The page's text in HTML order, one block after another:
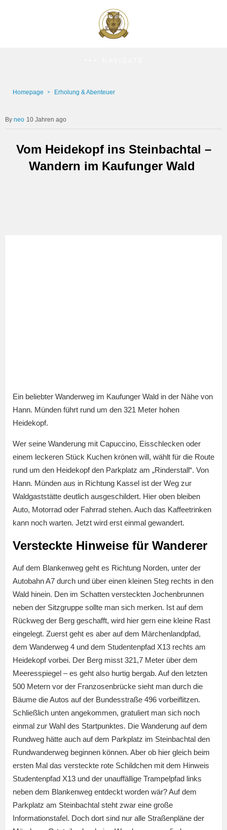
Homepage Erholung & Abenteuer
neo 10 Jahren ago
Vom Heidekopf ins Steinbachtal –
Wandern im Kaufunger Wald
Ein beliebter Wanderweg im Kaufunger Wald in der Nähe von
Hann. Münden führt rund um den 321 Meter hohen
Heidekopf.
Wer seine Wanderung mit Capuccino, Eisschlecken oder
einem leckeren Stück Kuchen krönen will, wählt für die Route
rund um den Heidekopf den Parkplatz am „Rinderstall“. Von
Hann. Münden aus in Richtung Kassel ist der Weg zur
Waldgaststätte deutlich ausgeschildert. Hier oben bleiben
Auto, Motorrad oder Fahrrad stehen. Auch das Kaffeetrinken
kann noch warten. Jetzt wird erst einmal gewandert.
Versteckte Hinweise für Wanderer
Auf dem Blankenweg geht es Richtung Norden, unter der
Autobahn A7 durch und über einen kleinen Steg rechts in den
Wald hinein. Den im Schatten versteckten Jochenbrunnen
neben der Sitzgruppe sollte man sich merken. Ist auf dem
Rückweg der Berg geschafft, wird hier gern eine kleine Rast
eingelegt. Zuerst geht es aber auf dem Märchenlandpfad,
dem Wanderweg 4 und dem Studentenpfad X13 rechts am
Heidekopf vorbei. Der Berg misst 321,7 Meter über dem
Meeresspiegel – es geht also hurtig bergab. Auf den letzten
500 Metern vor der Franzosenbrücke sieht man durch die
Bäume die Autos auf der Bundesstraße 496 vorbeiflitzen.
Schließlich unten angekommen, gratuliert man sich noch
einmal zur Wahl des Startpunktes. Die Wanderung auf dem
Rundweg hätte auch auf dem Parkplatz im Steinbachtal den
Rundwanderweg beginnen können. Aber ob hier gleich beim
ersten Mal das versteckte rote Schildchen mit dem Hinweis
Studentenpfad X13 und der unauffällige Trampelpfad links
neben dem Blankenweg entdeckt worden wär? Auf dem
Parkplatz am Steinbachtal steht zwar eine große
Informationstafel. Doch dort sind nur alle Straßenpläne der